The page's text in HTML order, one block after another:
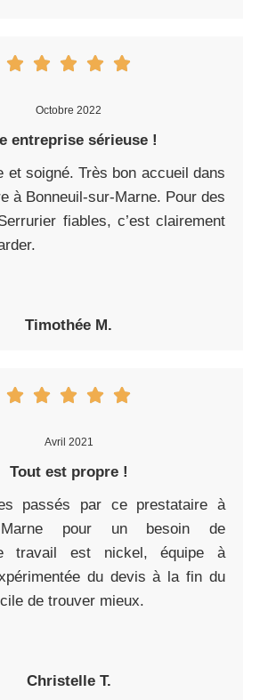
Octobre 2022
entreprise sérieuse !
et soigné. Très bon accueil dans
à Bonneuil-sur-Marne. Pour des
fiables, c’est clairement
Timothée M.
Avril 2021
Tout est propre !
passés par ce prestataire à
Marne pour un besoin de
travail est nickel, équipe à
du devis à la fin du
de trouver mieux.
Christelle T.